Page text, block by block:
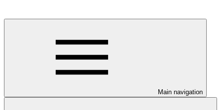
Main navigation